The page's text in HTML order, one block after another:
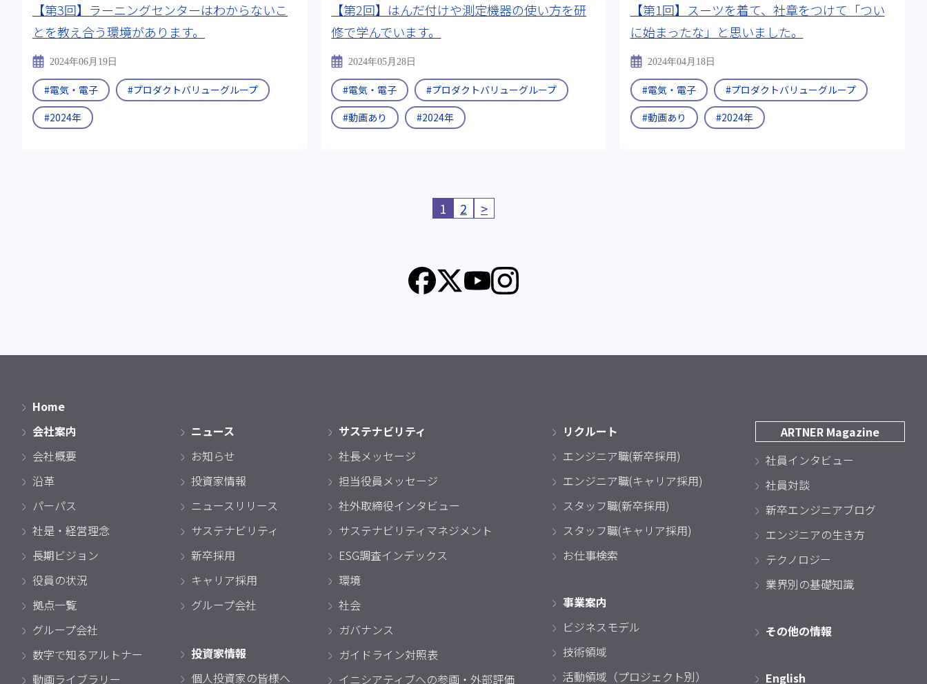
【第3回】ラーニングセンターはわからないこ
とを教え合う環境があります。
2024年06月19日
#電気・電子
#プロダクトバリューグループ
#2024年
【第2回】はんだ付けや測定機器の使い方を研
修で学んでいます。
2024年05月28日
#電気・電子
#プロダクトバリューグループ
#動画あり
#2024年
【第1回】スーツを着て、社章をつけて「つい
に始まったな」と思いました。
2024年04月18日
#電気・電子
#プロダクトバリューグループ
#動画あり
#2024年
1 2 >
Home
会社案内
会社概要
沿革
パーパス
社是・経営理念
長期ビジョン
役員の状況
拠点一覧
グループ会社
数字で知るアルトナー
動画ライブラリー
ニュース
お知らせ
投資家情報
ニュースリリース
サステナビリティ
新卒採用
キャリア採用
グループ会社
投資家情報
個人投資家の皆様へ
サステナビリティ
社長メッセージ
担当役員メッセージ
社外取締役インタビュー
サステナビリティマネジメント
ESG調査インデックス
環境
社会
ガバナンス
ガイドライン対照表
イニシアティブへの参画・外部評価
リクルート
エンジニア職(新卒採用)
エンジニア職(キャリア採用)
スタッフ職(新卒採用)
スタッフ職(キャリア採用)
お仕事検索
事業案内
ビジネスモデル
技術領域
活動領域（プロジェクト別）
ARTNER Magazine
社員インタビュー
社員対談
新卒エンジニアブログ
エンジニアの生き方
テクノロジー
業界別の基礎知識
その他の情報
English